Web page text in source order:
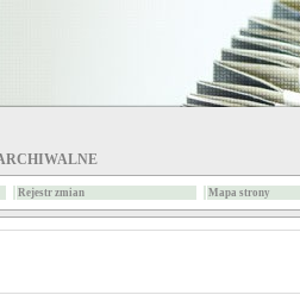
Rejestr zmian Mapa strony